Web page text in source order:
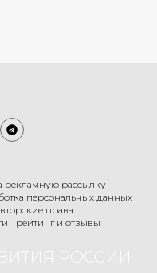
рекламную рассылку
персональных данных
права
рейтинг и отзывы
РОССИИ